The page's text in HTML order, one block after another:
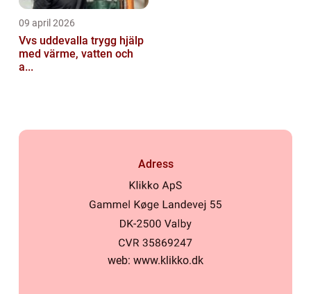
09 april 2026
Vvs uddevalla trygg hjälp
med värme, vatten och
a...
Adress
web: www.klikko.dk